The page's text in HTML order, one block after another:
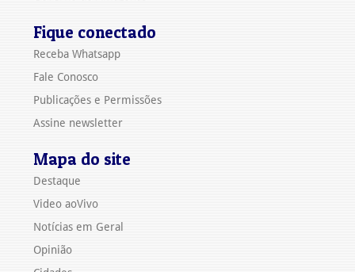
Fique conectado
Receba Whatsapp
Fale Conosco
Publicações e Permissões
Assine newsletter
Mapa do site
Destaque
Video aoVivo
Notícias em Geral
Opinião